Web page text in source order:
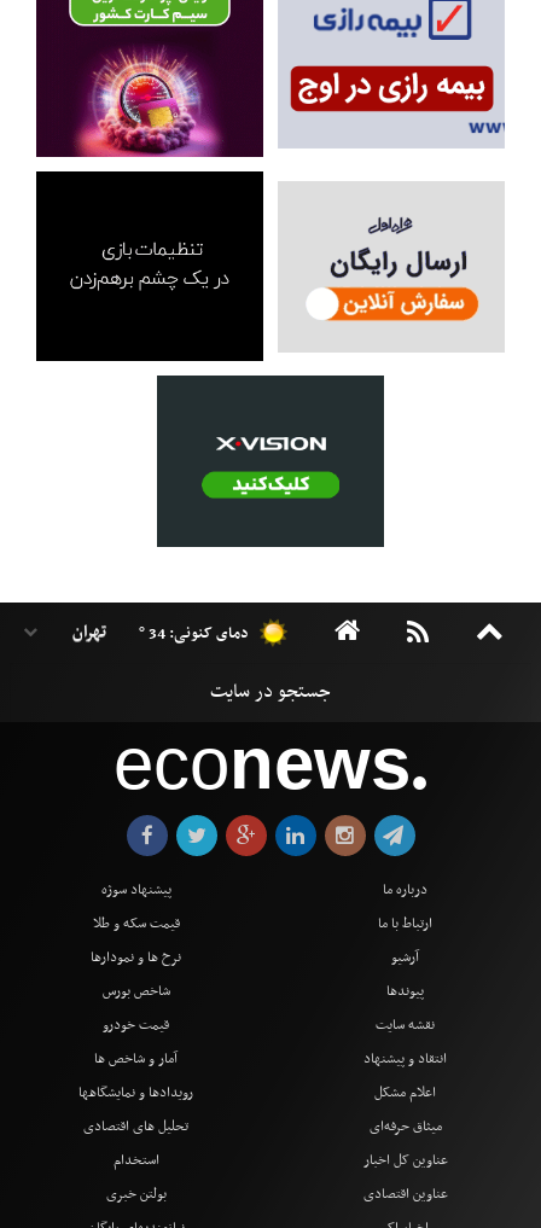
دمای کنونی: 34 °
econews●
درباره ما
ارتباط با ما
آرشیو
پیوندها
نقشه سایت
انتقاد و پیشنهاد
اعلام مشکل
میثاق حرفه‌ای
پیشنهاد سوژه
قیمت سکه و طلا
نرخ ها و نمودارها
شاخص بورس
قیمت خودرو
آمار و شاخص ها
رویدادها و نمایشگاهها
تحلیل های اقتصادی
عناوین کل اخبار
عناوین اقتصادی
استخدام
بولتن خبری